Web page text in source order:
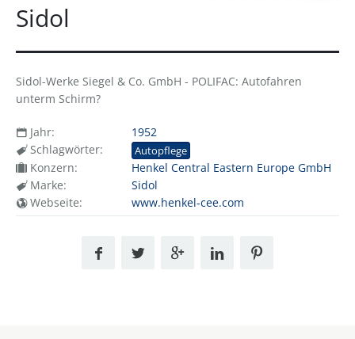
Sidol
Sidol-Werke Siegel & Co. GmbH - POLIFAC: Autofahren
unterm Schirm?
Jahr:
1952
Schlagwörter:
Autopflege
Konzern:
Henkel Central Eastern Europe GmbH
Marke:
Sidol
Webseite:
www.henkel-cee.com